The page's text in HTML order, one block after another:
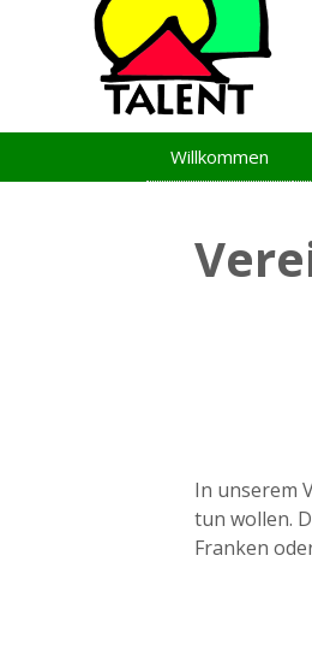
Willkommen
In unserem
tun wollen.
Franken